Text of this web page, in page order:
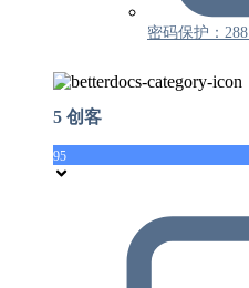
密码保护：
5 创客
95